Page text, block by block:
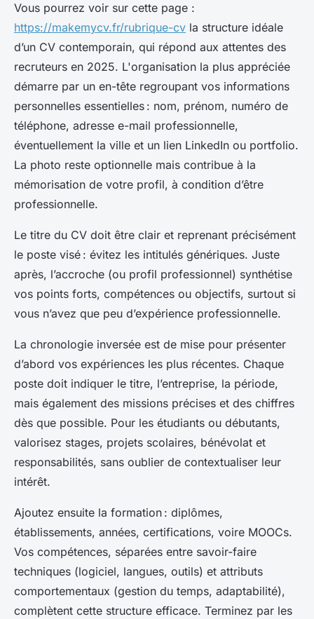
Vous pourrez voir sur cette page :
https://makemycv.fr/rubrique-cv la structure idéale
d’un CV contemporain, qui répond aux attentes des
recruteurs en 2025. L'organisation la plus appréciée
démarre par un en-tête regroupant vos informations
personnelles essentielles : nom, prénom, numéro de
téléphone, adresse e-mail professionnelle,
éventuellement la ville et un lien LinkedIn ou portfolio.
La photo reste optionnelle mais contribue à la
mémorisation de votre profil, à condition d’être
professionnelle.
Le titre du CV doit être clair et reprenant précisément
le poste visé : évitez les intitulés génériques. Juste
après, l’accroche (ou profil professionnel) synthétise
vos points forts, compétences ou objectifs, surtout si
vous n’avez que peu d’expérience professionnelle.
La chronologie inversée est de mise pour présenter
d’abord vos expériences les plus récentes. Chaque
poste doit indiquer le titre, l’entreprise, la période,
mais également des missions précises et des chiffres
dès que possible. Pour les étudiants ou débutants,
valorisez stages, projets scolaires, bénévolat et
responsabilités, sans oublier de contextualiser leur
intérêt.
Ajoutez ensuite la formation : diplômes,
établissements, années, certifications, voire MOOCs.
Vos compétences, séparées entre savoir-faire
techniques (logiciel, langues, outils) et attributs
comportementaux (gestion du temps, adaptabilité),
complètent cette structure efficace. Terminez par les